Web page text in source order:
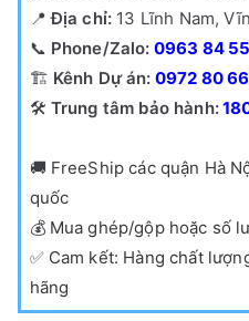
📍Địa chỉ: 13 Lĩnh Nam,
📞 Phone/Zalo: 0963 84
🏗️ Kênh Dự án: 0972 80
🛠️ Trung tâm bảo hành:
🚚 FreeShip các quận Hà
quốc
💰 Mua ghép/gộp hoặc số
✅ Cam kết: Hàng chất
hãng